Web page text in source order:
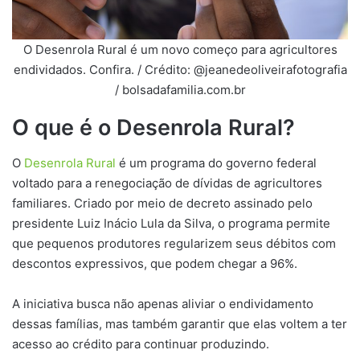
O Desenrola Rural é um novo começo para agricultores
endividados. Confira. / Crédito: @jeanedeoliveirafotografia
/ bolsadafamilia.com.br
O que é o Desenrola Rural?
O Desenrola Rural é um programa do governo federal
voltado para a renegociação de dívidas de agricultores
familiares. Criado por meio de decreto assinado pelo
presidente Luiz Inácio Lula da Silva, o programa permite
que pequenos produtores regularizem seus débitos com
descontos expressivos, que podem chegar a 96%.
A iniciativa busca não apenas aliviar o endividamento
dessas famílias, mas também garantir que elas voltem a ter
acesso ao crédito para continuar produzindo.